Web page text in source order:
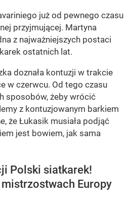
już od pewnego czasu
przyjmującej. Martyna
z najważniejszych postaci
ostatnich lat.
doznała kontuzji w trakcie
w czerwcu. Od tego czasu
sposobów, żeby wrócić
z kontuzjowanym barkiem
że Łukasik musiała podjąć
jest bowiem, jak sama
Polski siatkarek!
Europy